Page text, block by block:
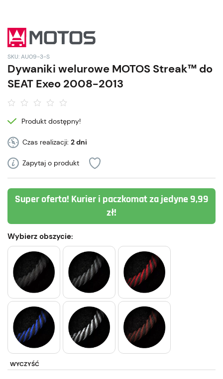
SKU: AU09-3-S
Dywaniki welurowe MOTOS Streak™ do
SEAT Exeo 2008-2013
Produkt dostępny!
Czas realizacji: 2 dni
Zapytaj o produkt
Super oferta! Kurier i paczkomat za jedyne 9,99
zł!
Wybierz obszycie:
WYCZYŚĆ